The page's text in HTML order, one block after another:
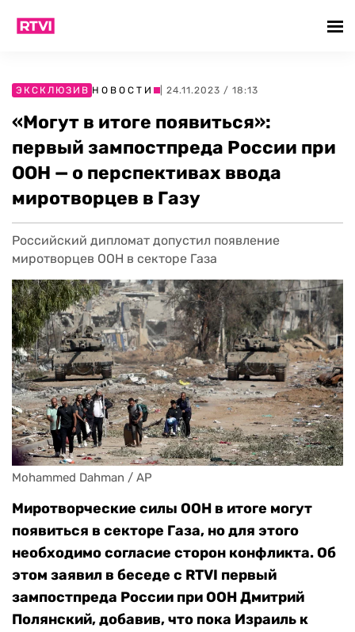
ЭКСКЛЮЗИВ НОВОСТИ | 24.11.2023 / 18:13
«Могут в итоге появиться»:
первый зампостпреда России при
ООН — о перспективах ввода
миротворцев в Газу
Российский дипломат допустил появление
миротворцев ООН в секторе Газа
Mohammed Dahman / AP
Миротворческие силы ООН в итоге могут
появиться в секторе Газа, но для этого
необходимо согласие сторон конфликта. Об
этом заявил в беседе с RTVI первый
зампостпреда России при ООН Дмитрий
Полянский, добавив, что пока Израиль к